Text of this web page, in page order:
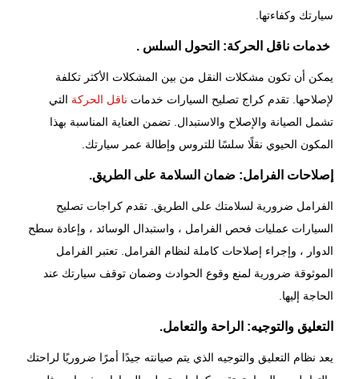
سيارتك وكفاءتها.
خدمات ناقل الحركة: التحول السلس .
يمكن أن تكون مشكلات النقل من بين المشكلات الأكثر تكلفة
لإصلاحها. تقدم كراج تصليح السيارات خدمات ناقل الحركة التي
تشمل الصيانة والإصلاح والاستبدال. تضمن العناية المناسبة بهذا
المكون الحيوي نقلًا سلسًا للتروس وإطالة عمر سيارتك.
إصلاحات الفرامل: ضمان السلامة على الطريق.
الفرامل ضرورية لسلامتك على الطريق. تقدم كراجات تصليح
السيارات عمليات فحص الفرامل ، واستبدال الوسائد ، وإعادة سطح
الدوار ، وإجراء إصلاحات كاملة لنظام الفرامل. تعتبر الفرامل
الموثوقة ضرورية لمنع وقوع الحوادث وضمان توقف سيارتك عند
الحاجة إليها.
التعليق والتوجيه: الراحة والتعامل.
يعد نظام التعليق والتوجيه الذي يتم صيانته جيدًا أمرًا ضروريًا لراحتك